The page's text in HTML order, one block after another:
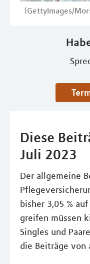
(GettyImages/
Diese
Juli 2023
Der allgemeine
bisher 3,05 %
greifen müssen
Singles und
die Beiträge von